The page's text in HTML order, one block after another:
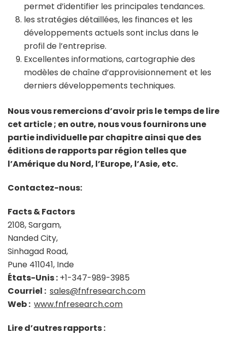
permet d’identifier les principales tendances.
les stratégies détaillées, les finances et les
développements actuels sont inclus dans le
profil de l’entreprise.
Excellentes informations, cartographie des
modèles de chaîne d’approvisionnement et les
derniers développements techniques.
Nous vous remercions d’avoir pris le temps de lire
cet article ; en outre, nous vous fournirons une
partie individuelle par chapitre ainsi que des
éditions de rapports par région telles que
l’Amérique du Nord, l’Europe, l’Asie, etc.
Contactez-nous:
Facts & Factors
2108, Sargam,
Nanded City,
Sinhagad Road,
Pune 411041, Inde
États-Unis : +1-347-989-3985
Courriel : sales@fnfresearch.com
Web : www.fnfresearch.com
Lire d’autres rapports :